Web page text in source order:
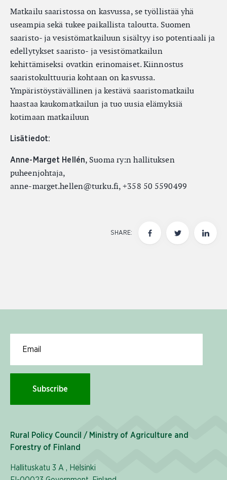
Matkailu saaristossa on kasvussa, se työllistää yhä
useampia sekä tukee paikallista taloutta. Suomen
saaristo- ja vesistömatkailuun sisältyy iso potentiaali ja
edellytykset saaristo- ja vesistömatkailun
kehittämiseksi ovatkin erinomaiset. Kiinnostus
saaristokulttuuria kohtaan on kasvussa.
Ympäristöystävällinen ja kestävä saaristomatkailu
haastaa kaukomatkailun ja tuo uusia elämyksiä
kotimaan matkailuun
Lisätiedot:
Anne-Marget Hellén, Suoma ry:n hallituksen
puheenjohtaja,
anne-marget.hellen@turku.fi, +358 50 5590499
SHARE:
Subscribe
Rural Policy Council / Ministry of Agriculture and
Forestry of Finland
Hallituskatu 3 A , Helsinki